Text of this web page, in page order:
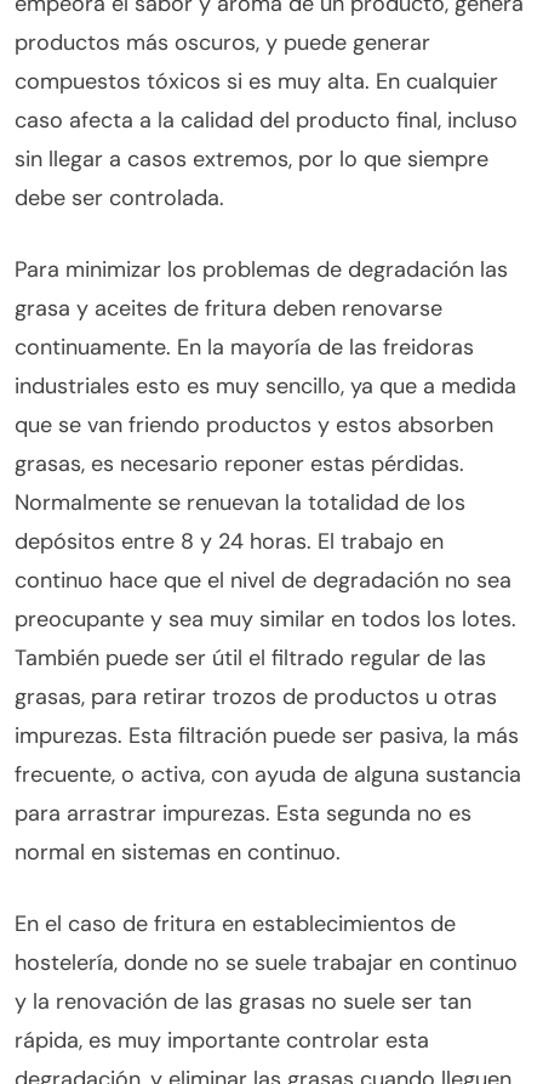
productos más oscuros, y puede generar
compuestos tóxicos si es muy alta. En cualquier
caso afecta a la calidad del producto final, incluso
sin llegar a casos extremos, por lo que siempre
debe ser controlada.
Para minimizar los problemas de degradación las
grasa y aceites de fritura deben renovarse
continuamente. En la mayoría de las freidoras
industriales esto es muy sencillo, ya que a medida
que se van friendo productos y estos absorben
grasas, es necesario reponer estas pérdidas.
Normalmente se renuevan la totalidad de los
depósitos entre 8 y 24 horas. El trabajo en
continuo hace que el nivel de degradación no sea
preocupante y sea muy similar en todos los lotes.
También puede ser útil el filtrado regular de las
grasas, para retirar trozos de productos u otras
impurezas. Esta filtración puede ser pasiva, la más
frecuente, o activa, con ayuda de alguna sustancia
para arrastrar impurezas. Esta segunda no es
normal en sistemas en continuo.
En el caso de fritura en establecimientos de
hostelería, donde no se suele trabajar en continuo
y la renovación de las grasas no suele ser tan
rápida, es muy importante controlar esta